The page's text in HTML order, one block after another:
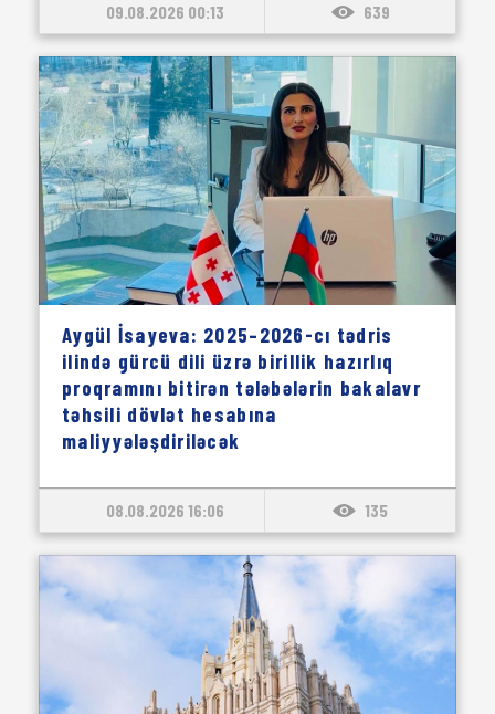
09.08.2026 00:13 639
Aygül İsayeva: 2025–2026-cı tədris
ilində gürcü dili üzrə birillik hazırlıq
proqramını bitirən tələbələrin bakalavr
təhsili dövlət hesabına
maliyyələşdiriləcək
08.08.2026 16:06 135